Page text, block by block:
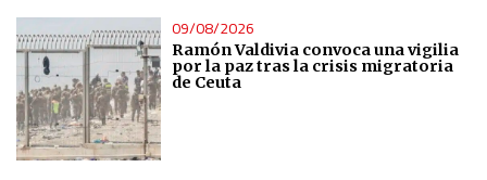
09/08/2026
Ramón Valdivia convoca una vigilia
por la paz tras la crisis migratoria
de Ceuta